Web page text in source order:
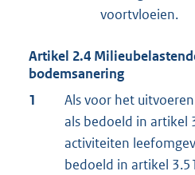
voortvloeien.
Artikel 2.4
bodemsanering
1
Als voor het
als bedoeld in artikel
activiteiten
bedoeld in artikel